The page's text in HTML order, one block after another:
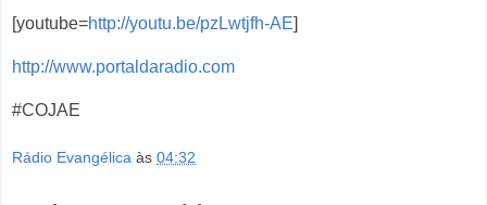
[youtube=http://youtu.be/pzLwtjfh-AE]
http://www.portaldaradio.com
#COJAE
Rádio Evangélica às 04:32